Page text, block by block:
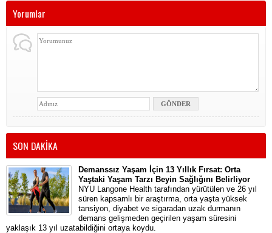
Yorumlar
SON DAKİKA
Demanssız Yaşam İçin 13 Yıllık Fırsat: Orta
Yaştaki Yaşam Tarzı Beyin Sağlığını Belirliyor
NYU Langone Health tarafından yürütülen ve 26 yıl
süren kapsamlı bir araştırma, orta yaşta yüksek
tansiyon, diyabet ve sigaradan uzak durmanın
demans gelişmeden geçirilen yaşam süresini
yaklaşık 13 yıl uzatabildiğini ortaya koydu.